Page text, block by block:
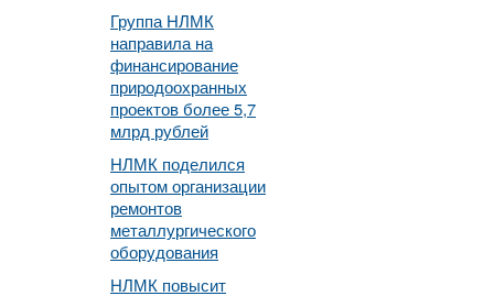
Группа НЛМК
направила на
финансирование
природоохранных
проектов более 5,7
млрд рублей
НЛМК поделился
опытом организации
ремонтов
металлургического
оборудования
НЛМК повысит